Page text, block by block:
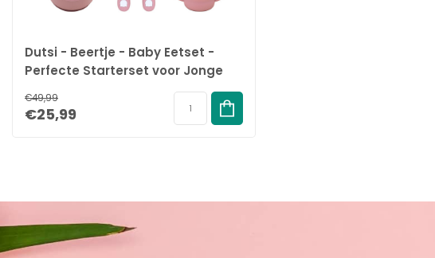
Dutsi - Beertje - Baby Eetset -
Perfecte Starterset voor Jonge
€49,99
€25,99